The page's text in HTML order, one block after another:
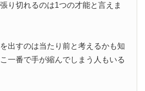
り切れるのは1つの才能と言えま
出すのは当たり前と考えるかも知
一番で手が縮んでしまう人もいる